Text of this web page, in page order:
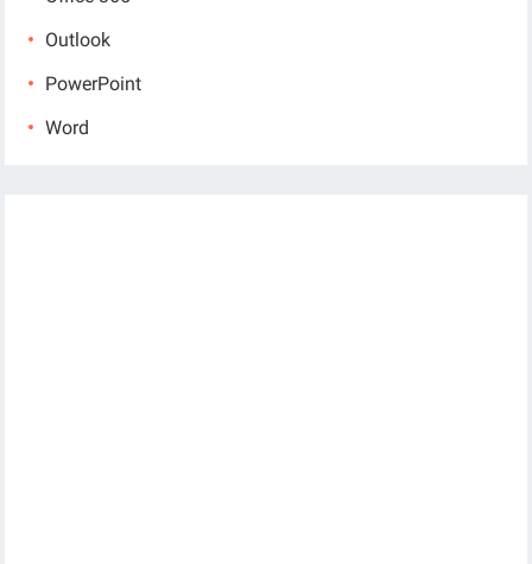
Outlook
PowerPoint
Word